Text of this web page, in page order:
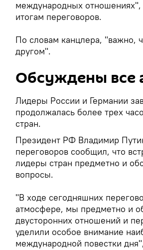
международных
итогам переговоров.
По словам канцлера, "важно,
другом".
Обсуждены все
Лидеры России и Германии
продолжалась более трех
стран.
Президент РФ Владимир
переговоров сообщил, что
лидеры стран предметно и
вопросы.
"В ходе сегодняшних
атмосфере, мы предметно и
двусторонних отношений и
уделили особое внимание
международной повестки